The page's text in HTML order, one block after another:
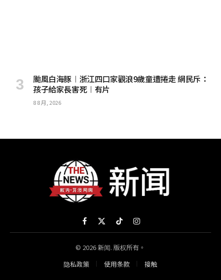
颱風白海豚︱浙江四口家觀浪9歲童遭捲走 網民斥：
孩子給家長害死︱有片
8 8 月, 2026
Facebook
X
(Twitter)
TikTokInstagram
© 2026 新闻. 版权所有。
隐私政策
使用条款 接触